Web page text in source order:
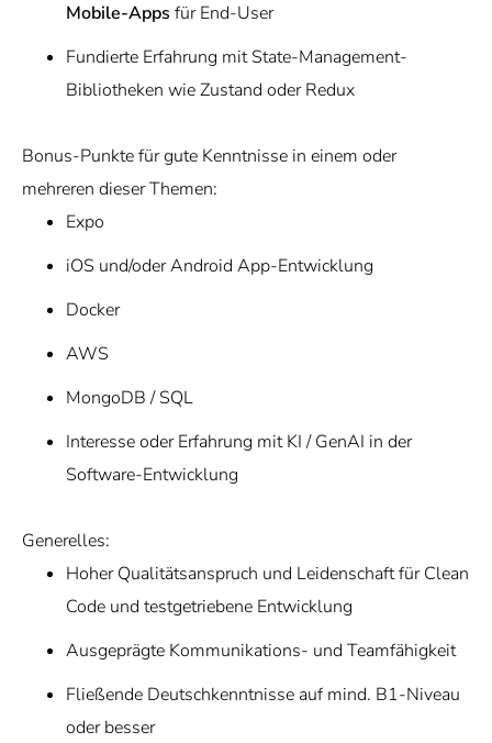
Mobile-Apps für End-User
Fundierte Erfahrung mit State-Management-
Bibliotheken wie Zustand oder Redux
Bonus-Punkte für gute Kenntnisse in einem oder
mehreren dieser Themen:
Expo
iOS und/oder Android App-Entwicklung
Docker
AWS
MongoDB / SQL
Interesse oder Erfahrung mit KI / GenAI in der
Software-Entwicklung
Generelles:
Hoher Qualitätsanspruch und Leidenschaft für Clean
Code und testgetriebene Entwicklung
Ausgeprägte Kommunikations- und Teamfähigkeit
Fließende Deutschkenntnisse auf mind. B1-Niveau
oder besser